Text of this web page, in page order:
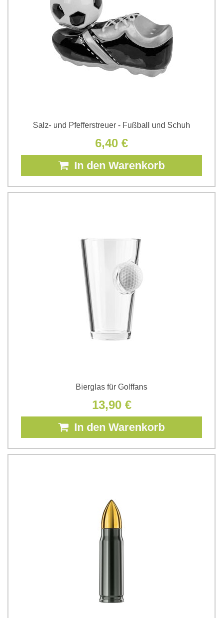
Salz- und Pfefferstreuer - Fußball und Schuh
6,40 €
In den Warenkorb
Bierglas für Golffans
13,90 €
In den Warenkorb